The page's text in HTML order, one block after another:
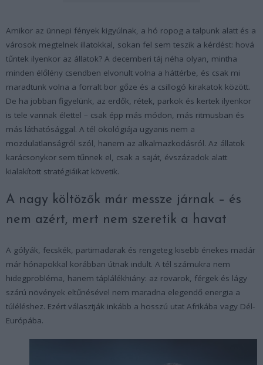
Amikor az ünnepi fények kigyúlnak, a hó ropog a talpunk alatt és a
városok megtelnek illatokkal, sokan fel sem teszik a kérdést: hová
tűntek ilyenkor az állatok? A decemberi táj néha olyan, mintha
minden élőlény csendben elvonult volna a háttérbe, és csak mi
maradtunk volna a forralt bor gőze és a csillogó kirakatok között.
De ha jobban figyelünk, az erdők, rétek, parkok és kertek ilyenkor
is tele vannak élettel – csak épp más módon, más ritmusban és
más láthatósággal. A tél ökológiája ugyanis nem a
mozdulatlanságról szól, hanem az alkalmazkodásról. Az állatok
karácsonykor sem tűnnek el, csak a saját, évszázadok alatt
kialakított stratégiáikat követik.
A nagy költözők már messze járnak – és
nem azért, mert nem szeretik a havat
A gólyák, fecskék, partimadarak és rengeteg kisebb énekes madár
már hónapokkal korábban útnak indult. A tél számukra nem
hidegprobléma, hanem táplálékhiány: az rovarok, férgek és lágy
szárú növények eltűnésével nem maradna elegendő energia a
túléléshez. Ezért választják inkább a hosszú utat Afrikába vagy Dél-
Európába.